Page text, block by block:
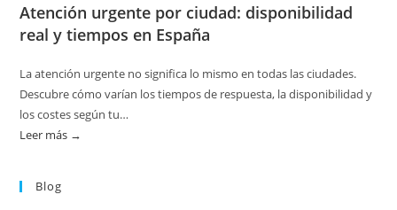
temporada
en
de
calderas:
Atención urgente por ciudad: disponibilidad
real y tiempos en España
La atención urgente no significa lo mismo en todas las ciudades.
Descubre cómo varían los tiempos de respuesta, la disponibilidad y
los costes según tu…
Leer más →
Blog